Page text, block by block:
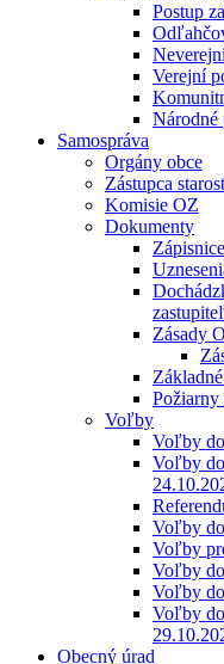
Postup
Verejní
Národné
Samospráva
Orgány obce
Zástupca
Komisie OZ
Dokumenty
Zápisnice
Zásady
Voľby
Voľby
Voľby
Voľby
Voľby
Voľby
Voľby
Voľby
Obecný úrad